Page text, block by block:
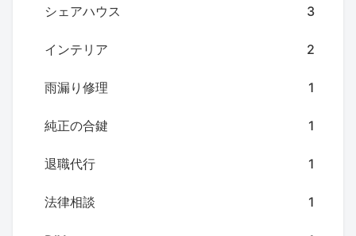
シェアハウス 3
インテリア 2
雨漏り修理 1
純正の合鍵 1
退職代行 1
法律相談 1